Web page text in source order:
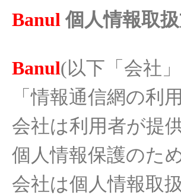
Banul 個人情報取
Banul(以下 「 会社
「情報通信網の利
会社は利用者が提
個人情報保護のた
会社は個人情報取扱